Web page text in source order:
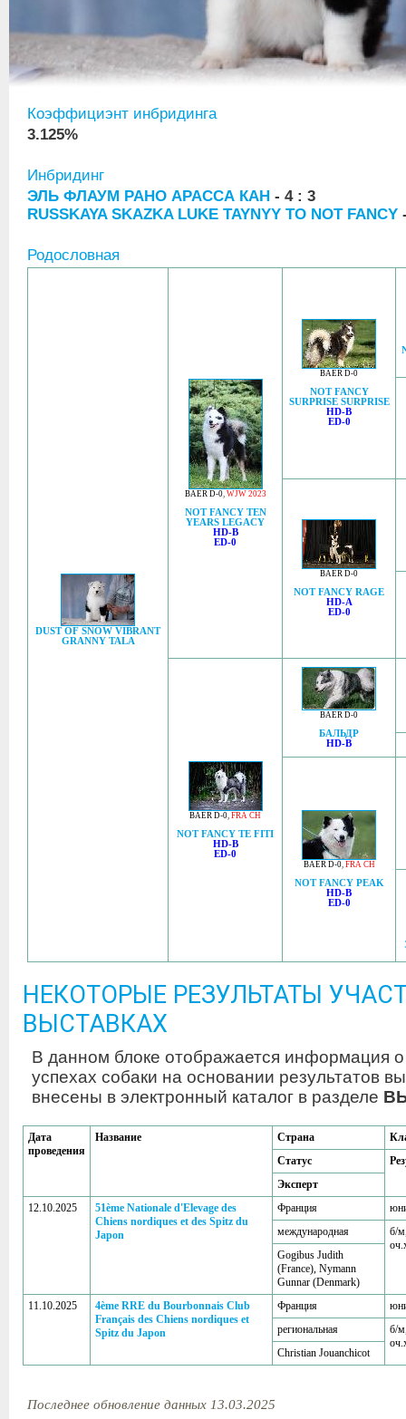
Коэффициэнт инбридинга
3.125%
Инбридинг
ЭЛЬ ФЛАУМ РАНО АРАССА КАН - 4 : 3
RUSSKAYA SKAZKA LUKE TAYNYY TO NOT FANCY
Родословная
DUST OF SNOW VIBRANT
GRANNY TALA
BAER D-0, WJW 2023
NOT FANCY TEN
YEARS LEGACY
HD-B
ED-0
BAER D-0
NOT FANCY
SURPRISE SURPRISE
HD-B
ED-0
BAER D-0
NOT FANCY RAGE
HD-A
ED-0
BAER D-0, FRA CH
NOT FANCY TE FITI
HD-B
ED-0
BAER D-0
БАЛЬДР
HD-B
BAER D-0, FRA CH
NOT FANCY PEAK
HD-B
ED-0
НЕКОТОРЫЕ РЕЗУЛЬТАТЫ
ВЫСТАВКАХ
В данном блоке отображается информация
успехах собаки на основании результатов
внесены в электронный каталог в разделе
Дата
проведения
Название Страна
Статус
Эксперт
12.10.2025
51ème Nationale d'Elevage des
Chiens nordiques et des Spitz du
Japon
Франция
международная
б/
Gogibus Judith
(France), Nymann
Gunnar (Denmark)
11.10.2025
4ème RRE du Bourbonnais Club
Français des Chiens nordiques et
Spitz du Japon
Франция
региональная
б/
Christian Jouanchicot
Последнее обновление данных 13.03.2025